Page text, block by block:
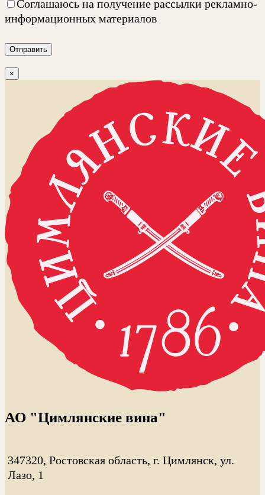
Соглашаюсь на получение рассылки рекламно-
информационных материалов
Отправить
×
АО "Цимлянские вина"
347320, Ростовская область, г. Цимлянск, ул.
Лазо, 1